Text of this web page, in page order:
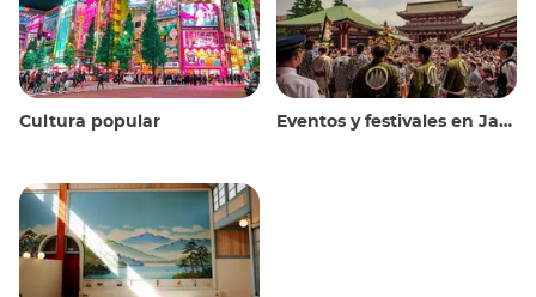
Cultura popular Eventos y festivales en Japón